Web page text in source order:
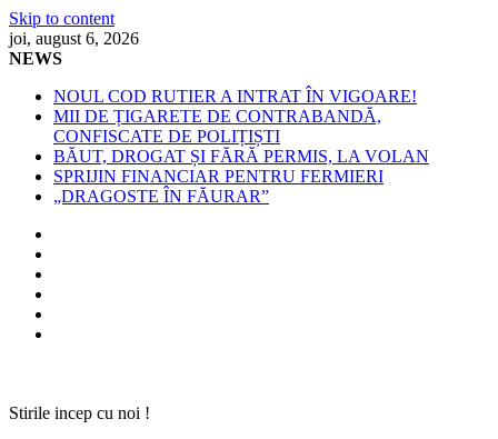
Skip to content
joi, august 6, 2026
NEWS
NOUL COD RUTIER A INTRAT ÎN VIGOARE!
MII DE ȚIGARETE DE CONTRABANDĂ,
CONFISCATE DE POLIȚIȘTI
BĂUT, DROGAT ȘI FĂRĂ PERMIS, LA VOLAN
SPRIJIN FINANCIAR PENTRU FERMIERI
„DRAGOSTE ÎN FĂURAR”
Stirile incep cu noi !